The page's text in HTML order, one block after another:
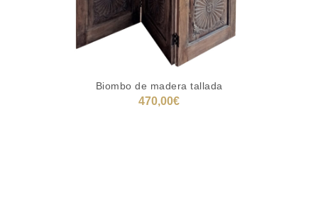
Biombo de madera tallada
470,00€